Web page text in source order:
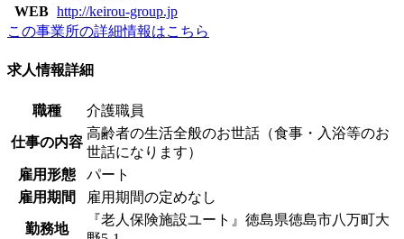
WEB http://keirou-group.jp
この事業所の詳細情報はこちら
求人情報詳細
職種 介護職員
仕事の内容
高齢者の生活全般のお世話（食事・入浴等のお
世話になります）
雇用形態
パート
雇用期間
雇用期間の定めなし
勤務地
『老人保険施設ユート』徳島県徳島市八万町大